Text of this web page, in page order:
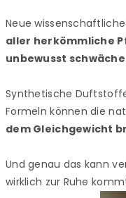
Neue
aller herkömmliche
unbewusst
Synthetische
Formeln können die
dem Gleichgewicht
Und genau das kann
wirklich zur Ruhe